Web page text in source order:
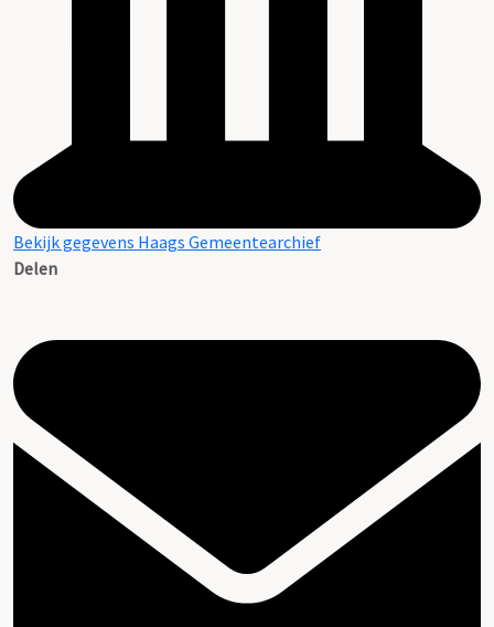
Bekijk gegevens Haags Gemeentearchief
Delen